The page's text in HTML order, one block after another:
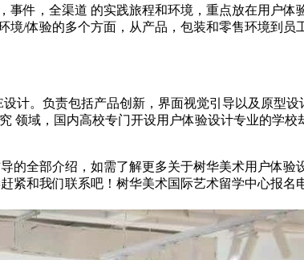
件，全渠道 的实践旅程和环境，重点放在用户
/体验的多个方面，从产品，包装和零售环境到员
计。负责包括产品创新，界面视觉引导以及原型
领域，国内高校专门开设用户体验设计专业的学
的全部介绍，如需了解更多关于树华美术用户体
和我们联系吧！树华美术国际艺术留学中心报名